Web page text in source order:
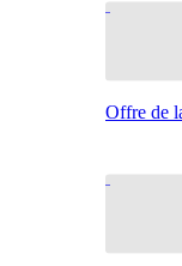
Offre de